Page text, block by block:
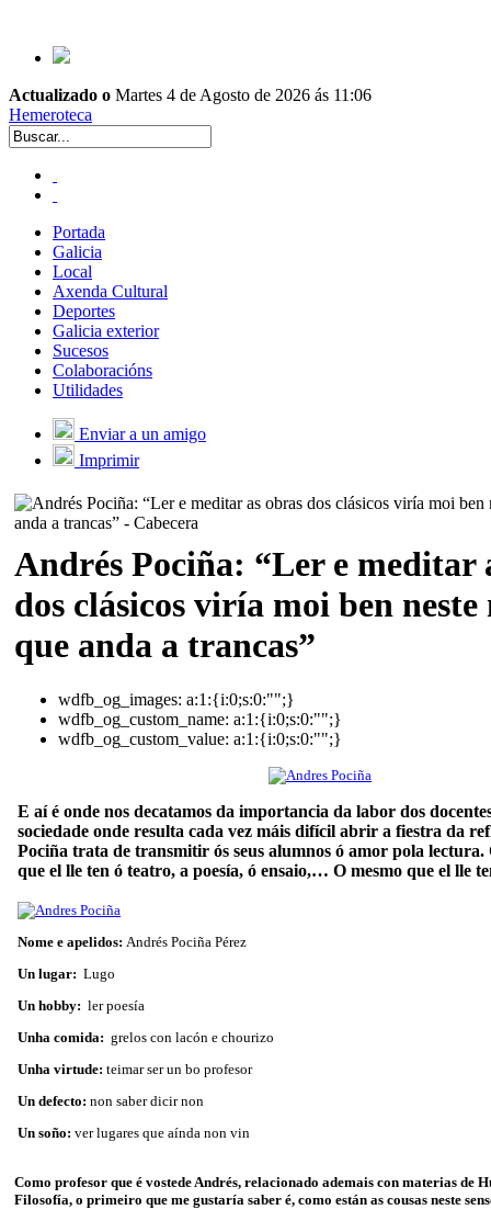
Actualizado o Martes 4 de Agosto de 2026 ás 11:06
Hemeroteca
Portada
Galicia
Local
Axenda Cultural
Deportes
Galicia exterior
Sucesos
Colaboracións
Utilidades
Enviar a un amigo
Imprimir
Andrés Pociña: “Ler e meditar
dos clásicos viría moi ben
que anda a trancas”
wdfb_og_images: a:1:{i:0;s:0:"";}
wdfb_og_custom_name: a:1:{i:0;s:0:"";}
wdfb_og_custom_value: a:1:{i:0;s:0:"";}
E aí é onde nos decatamos da importancia da labor dos
sociedade onde resulta cada vez máis difícil abrir a fiestra da
Pociña trata de transmitir ós seus alumnos ó amor pola lectura.
que el lle ten ó teatro, a poesía, ó ensaio,… O mesmo que el lle
Nome e apelidos: Andrés Pociña Pérez
Un lugar: Lugo
Un hobby: ler poesía
Unha comida: grelos con lacón e chourizo
Unha virtude: teimar ser un bo profesor
Un defecto: non saber dicir non
Un soño: ver lugares que aínda non vin
Como profesor que é vostede Andrés, relacionado ademais con materias de
Filosofía, o primeiro que me gustaría saber é, como están as cousas neste